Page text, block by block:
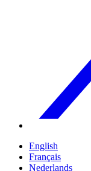
English
Français
Nederlands